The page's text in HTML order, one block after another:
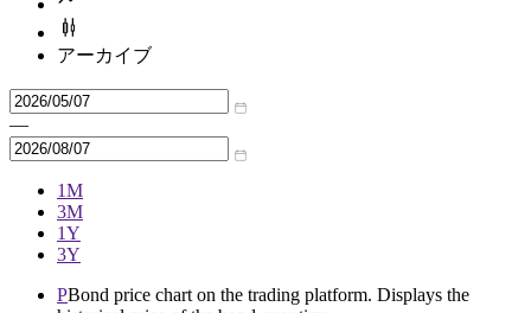
アーカイブ
—
1M
3M
1Y
3Y
PBond price chart on the trading platform. Displays the